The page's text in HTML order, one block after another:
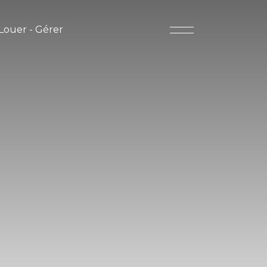
- Gérer